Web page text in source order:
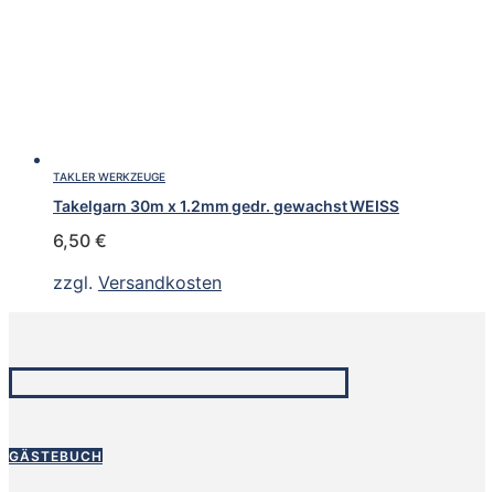
TAKLER WERKZEUGE
Takelgarn 30m x 1.2mm gedr. gewachst WEISS
6,50 €
zzgl. Versandkosten
GÄSTEBUCH